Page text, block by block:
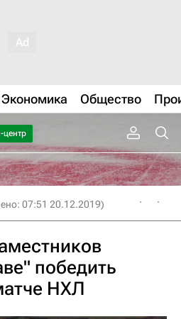
Экономика Общество
центр
07:51 20.12.2019)
победить
НХЛ